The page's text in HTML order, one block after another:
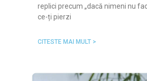
replici precum „dacă nimeni nu
ce-ți pierzi
CITESTE MAI MULT >